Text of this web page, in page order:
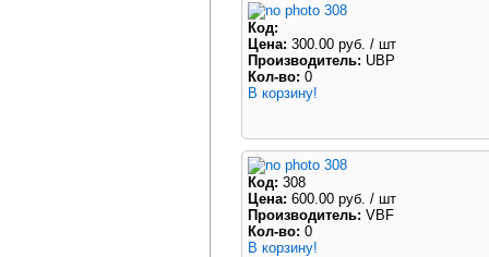
308
Код:
Цена: 300.00 руб. / шт
Производитель: UBP
Кол-во: 0
В корзину!
308
Код: 308
Цена: 600.00 руб. / шт
Производитель: VBF
Кол-во: 0
В корзину!